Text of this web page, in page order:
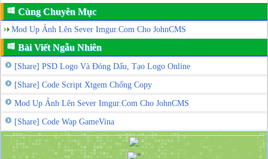
Cùng Chuyên Mục
Mod Up Ảnh Lên Sever Imgur.Com Cho JohnCMS
Bài Viết Ngẫu Nhiên
[Share] PSD Logo Và Đóng Dấu, Tạo Logo Online
[Share] Code Script Xtgem Chống Copy
Mod Up Ảnh Lên Sever Imgur.Com Cho JohnCMS
[Share] Code Wap GameVina